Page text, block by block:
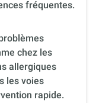
fréquentes.
chez les
allergiques
les voies
rapide.